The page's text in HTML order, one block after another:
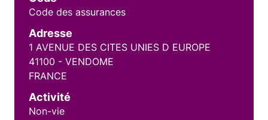
Code des assurances
Adresse
1 AVENUE DES CITES UNIES D EUROPE
41100 - VENDOME
FRANCE
Activité
Non-vie